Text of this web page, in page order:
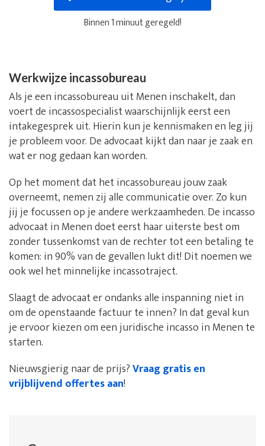
Binnen 1 minuut geregeld!
Werkwijze incassobureau
Als je een incassobureau uit Menen inschakelt, dan
voert de incassospecialist waarschijnlijk eerst een
intakegesprek uit. Hierin kun je kennismaken en leg jij
je probleem voor. De advocaat kijkt dan naar je zaak en
wat er nog gedaan kan worden.
Op het moment dat het incassobureau jouw zaak
overneemt, nemen zij alle communicatie over. Zo kun
jij je focussen op je andere werkzaamheden. De incasso
advocaat in Menen doet eerst haar uiterste best om
zonder tussenkomst van de rechter tot een betaling te
komen: in 90% van de gevallen lukt dit! Dit noemen we
ook wel het minnelijke incassotraject.
Slaagt de advocaat er ondanks alle inspanning niet in
om de openstaande factuur te innen? In dat geval kun
je ervoor kiezen om een juridische incasso in Menen te
starten.
Nieuwsgierig naar de prijs?Vraag gratis en
vrijblijvend offertes aan!